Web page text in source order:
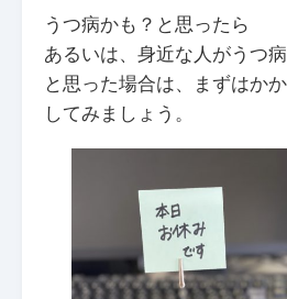
うつ病かも？と思ったら
あるいは、身近な人がうつ
と思った場合は、まずはか
してみましょう。